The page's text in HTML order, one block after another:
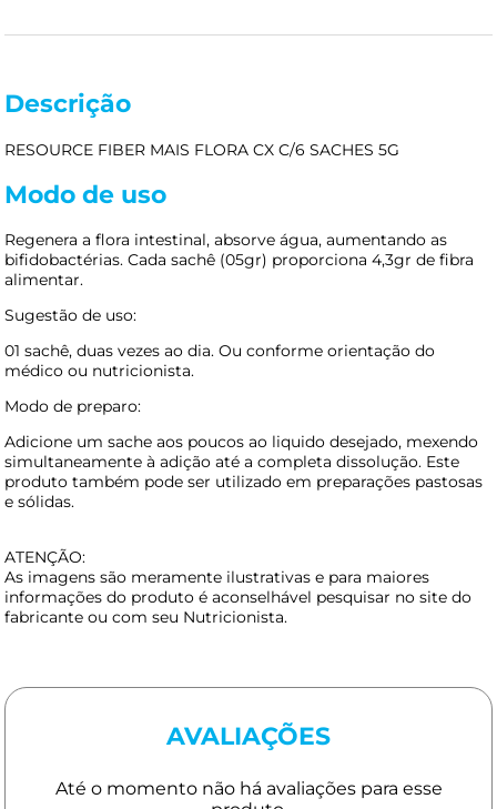
Descrição
RESOURCE FIBER MAIS FLORA CX C/6 SACHES 5G
Modo de uso
Regenera a flora intestinal, absorve água, aumentando as
bifidobactérias. Cada sachê (05gr) proporciona 4,3gr de fibra
alimentar.
Sugestão de uso:
01 sachê, duas vezes ao dia. Ou conforme orientação do
médico ou nutricionista.
Modo de preparo:
Adicione um sache aos poucos ao liquido desejado, mexendo
simultaneamente à adição até a completa dissolução. Este
produto também pode ser utilizado em preparações pastosas
e sólidas.
ATENÇÃO:
As imagens são meramente ilustrativas e para maiores
informações do produto é aconselhável pesquisar no site do
fabricante ou com seu Nutricionista.
AVALIAÇÕES